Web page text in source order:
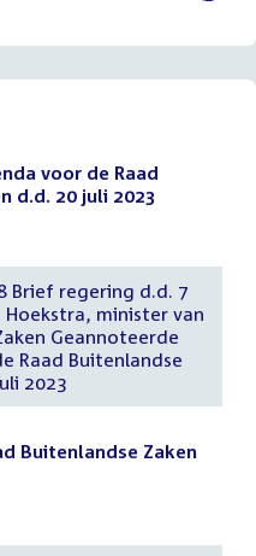
voor de Raad
d.d. 20 juli 2023
Brief regering d.d. 7
Hoekstra, minister van
Geannoteerde
Raad Buitenlandse
2023
Buitenlandse Zaken